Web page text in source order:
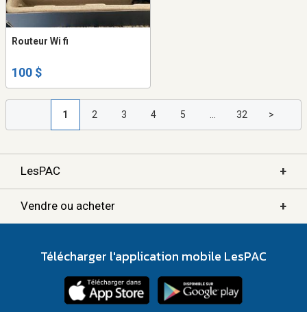
Routeur Wi fi
100 $
1 2 3 4 5 ... 32 >
LesPAC +
Vendre ou acheter +
Télécharger l'application mobile LesPAC